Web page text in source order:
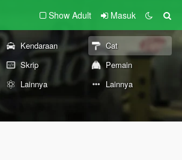
Show Adult Masuk
Kendaraan
Cat
Skrip
Pemain
Lainnya Lainnya